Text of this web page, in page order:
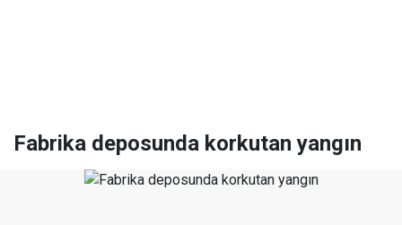
Fabrika deposunda korkutan yangın